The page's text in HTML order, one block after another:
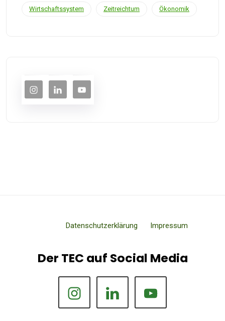
Wirtschaftssystem Zeitreichtum Ökonomik
Datenschutzerklärung Impressum
Der TEC auf Social Media